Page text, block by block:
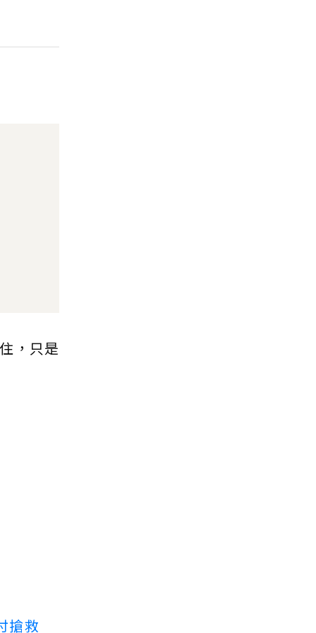
，只是
搶救